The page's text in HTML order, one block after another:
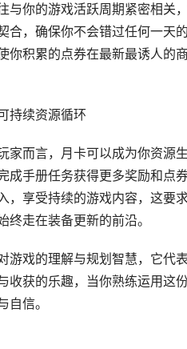
与你的游戏活跃周期紧密相关
合，确保你不会错过任何一天
你积累的点券在最新最诱人的
持续资源循环
家而言，月卡可以成为你资源
成手册任务获得更多奖励和点
，享受持续的游戏内容，这要
终走在装备更新的前沿。
游戏的理解与规划智慧，它代
收获的乐趣，当你熟练运用这
自信。